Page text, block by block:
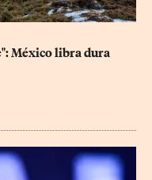
México libra dura